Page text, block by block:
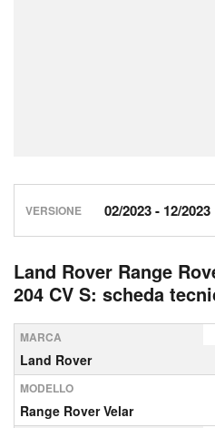
VERSIONE
Land Rover Range
204 CV S: scheda
MARCA
Land Rover
MODELLO
Range Rover Velar